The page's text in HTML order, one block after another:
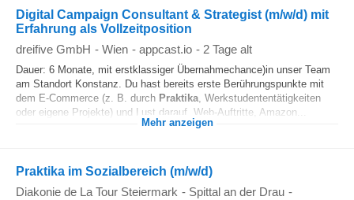
Digital Campaign Consultant & Strategist (m/w/d) mit
Erfahrung als Vollzeitposition
dreifive GmbH - Wien - appcast.io - 2 Tage alt
Dauer: 6 Monate, mit erstklassiger Übernahmechance)in unser Team
am Standort Konstanz. Du hast bereits erste Berührungspunkte mit
dem E-Commerce (z. B. durch Praktika, Werkstudententätigkeiten
oder eigene Projekte) und Lust darauf, Web-Auftritte, Amazon...
Mehr anzeigen
Praktika im Sozialbereich (m/w/d)
Diakonie de La Tour Steiermark - Spittal an der Drau -